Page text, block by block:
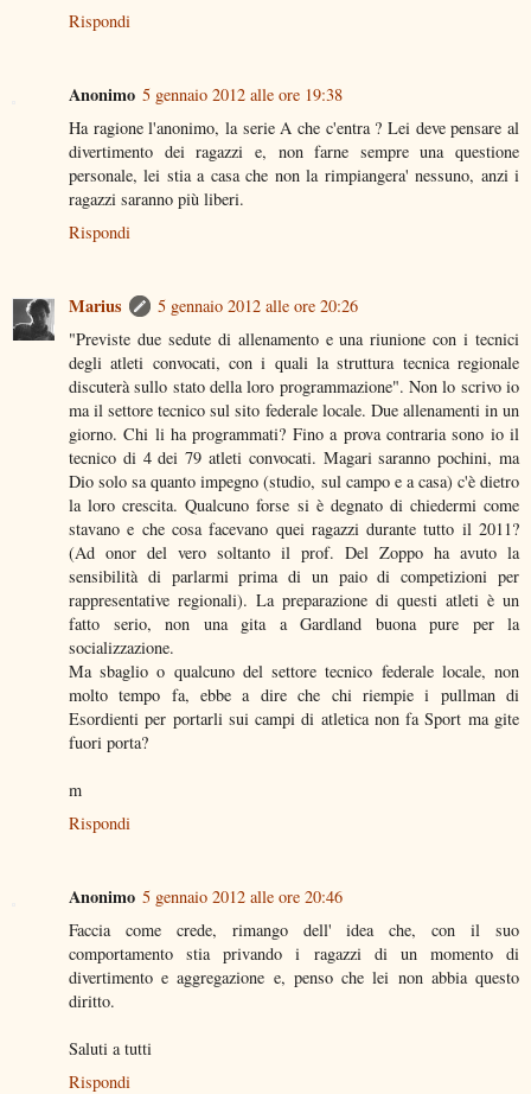
Rispondi
Anonimo 5 gennaio 2012 alle ore 19:38
Ha ragione l'anonimo, la serie A che c'entra ? Lei deve pensare al
divertimento dei ragazzi e, non farne sempre una questione
personale, lei stia a casa che non la rimpiangera' nessuno, anzi i
ragazzi saranno più liberi.
Rispondi
Marius
5 gennaio 2012 alle ore 20:26
"Previste due sedute di allenamento e una riunione con i tecnici
degli atleti convocati, con i quali la struttura tecnica regionale
discuterà sullo stato della loro programmazione". Non lo scrivo io
ma il settore tecnico sul sito federale locale. Due allenamenti in un
giorno. Chi li ha programmati? Fino a prova contraria sono io il
tecnico di 4 dei 79 atleti convocati. Magari saranno pochini, ma
Dio solo sa quanto impegno (studio, sul campo e a casa) c'è dietro
la loro crescita. Qualcuno forse si è degnato di chiedermi come
stavano e che cosa facevano quei ragazzi durante tutto il 2011?
(Ad onor del vero soltanto il prof. Del Zoppo ha avuto la
sensibilità di parlarmi prima di un paio di competizioni per
rappresentative regionali). La preparazione di questi atleti è un
fatto serio, non una gita a Gardland buona pure per la
socializzazione.
Ma sbaglio o qualcuno del settore tecnico federale locale, non
molto tempo fa, ebbe a dire che chi riempie i pullman di
Esordienti per portarli sui campi di atletica non fa Sport ma gite
fuori porta?
m
Rispondi
Anonimo 5 gennaio 2012 alle ore 20:46
Faccia come crede, rimango dell' idea che, con il suo
comportamento stia privando i ragazzi di un momento di
divertimento e aggregazione e, penso che lei non abbia questo
diritto.
Saluti a tutti
Rispondi